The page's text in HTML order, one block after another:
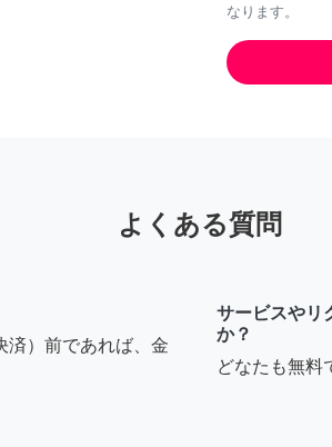
なります。
よくある質問
済）前であれば、金
サービスやリ
か？
どなたも無料